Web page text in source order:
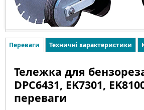
Переваги Техничні характеристики
Тележка для
DPC6431, EK7301,
переваги